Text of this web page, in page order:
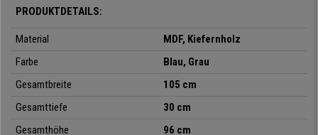
alles, was nicht sichtbar sein soll, aufzubewahren, verfügt der Schrank
29,5 x 24,8 cm).
wurde dieses
Möbelstück aus
Kiefernholzbeinen
hergestellt, die dem Modell
PRODUKTDETAILS:
Material
MDF, Kiefernholz
Farbe
Blau, Grau
Gesamtbreite
105 cm
Gesamttiefe
30 cm
Gesamthöhe
96 cm